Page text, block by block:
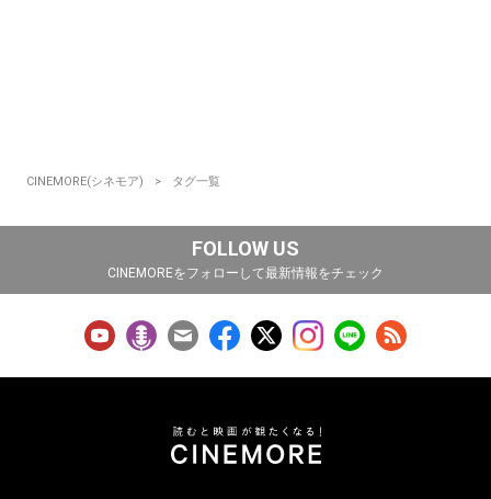
CINEMORE(シネモア) タグ一覧
FOLLOW US
CINEMOREをフォローして最新情報をチェック